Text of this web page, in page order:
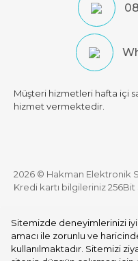
Sitemizde deneyimlerinizi
amacı ile zorunlu ve
kullanılmaktadır. Sitemizi
Müşteri hizmetleri hafta içi
hizmet vermektedir.
2026 © Hakman Elektronik
Kredi kartı bilgileriniz 256Bit